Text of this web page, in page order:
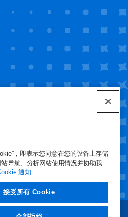
，即表示您同意在您的设备上存储
导航、分析网站使用情况并协助我
通知
接受所有 Cookie